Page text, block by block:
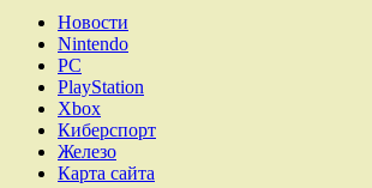
Новости
Nintendo
PC
PlayStation
Xbox
Киберспорт
Железо
Карта сайта